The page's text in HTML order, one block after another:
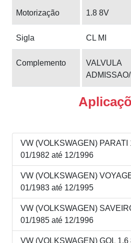
Motorização 1.8 8V
Sigla CL MI
Complemento
VALVULA
VW (VOLKSWAGEN) PARATI
01/1982 até 12/1996
VW (VOLKSWAGEN)
01/1983 até 12/1995
VW (VOLKSWAGEN)
01/1985 até 12/1996
VW (VOLKSWAGEN) GOL